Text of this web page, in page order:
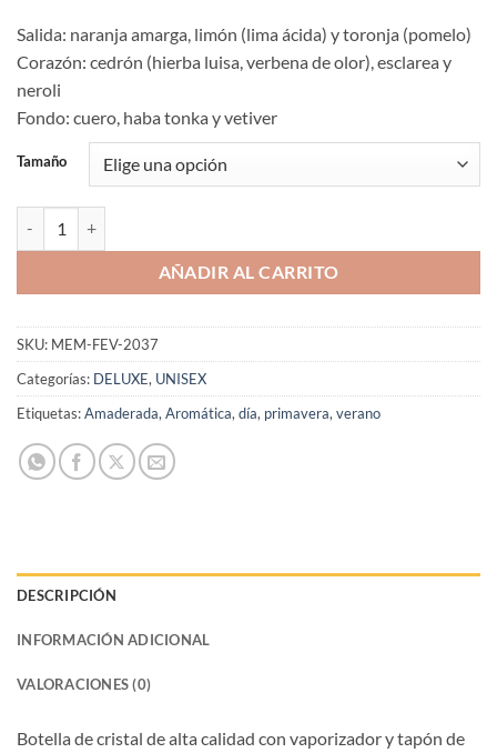
Salida: naranja amarga, limón (lima ácida) y toronja (pomelo)
Corazón: cedrón (hierba luisa, verbena de olor), esclarea y
neroli
Fondo: cuero, haba tonka y vetiver
Tamaño
AÑADIR AL CARRITO
SKU: MEM-FEV-2037
Categorías: DELUXE, UNISEX
Etiquetas:Amaderada, Aromática, día, primavera, verano
DESCRIPCIÓN
INFORMACIÓN ADICIONAL
VALORACIONES (0)
Botella de cristal de alta calidad con vaporizador y tapón de